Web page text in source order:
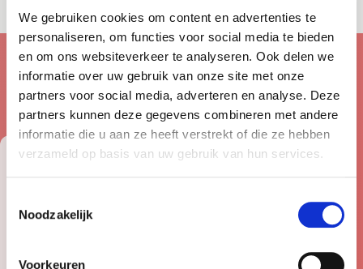
We gebruiken cookies om content en advertenties te
personaliseren, om functies voor social media te bieden
en om ons websiteverkeer te analyseren. Ook delen we
informatie over uw gebruik van onze site met onze
partners voor social media, adverteren en analyse. Deze
partners kunnen deze gegevens combineren met andere
informatie die u aan ze heeft verstrekt of die ze hebben
verzameld op basis van uw gebruik van hun services.
Noodzakelijk
Voorkeuren
Jouw reseller hosting
voordelen.
Beveiligd